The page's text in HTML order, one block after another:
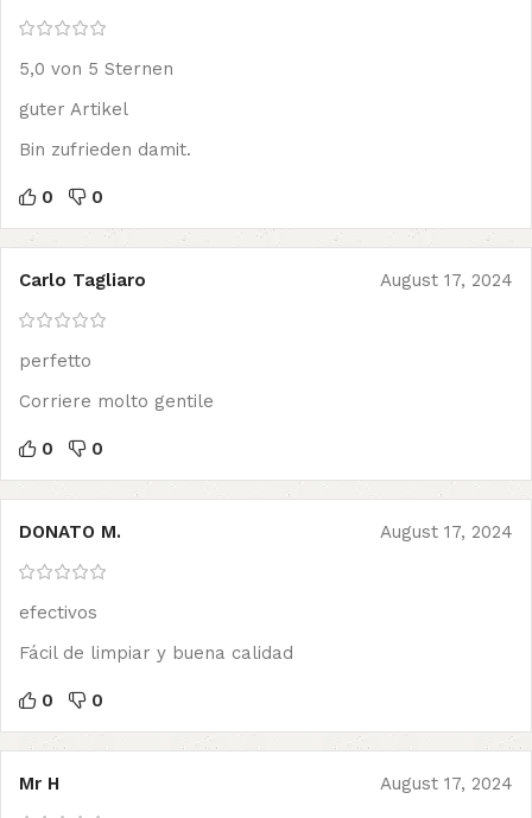
5,0 von 5 Sternen
guter Artikel
Bin zufrieden damit.
0 0
Carlo Tagliaro August 17, 2024
perfetto
Corriere molto gentile
0 0
DONATO M. August 17, 2024
efectivos
Fácil de limpiar y buena calidad
0 0
Mr H August 17, 2024